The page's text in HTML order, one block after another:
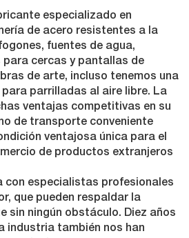
especializado en
de acero resistentes a la
fuentes de agua,
para cercas y pantallas de
de arte, incluso tenemos una
parrilladas al aire libre. La
ventajas competitivas en su
de transporte conveniente
ventajosa única para el
de productos extranjeros
con especialistas profesionales
que pueden respaldar la
sin ningún obstáculo. Diez años
industria también nos han